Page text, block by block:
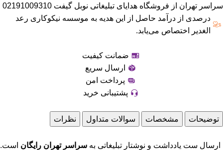
سراسر تهران از فروشگاه هدایای تبلیغاتی نوبل گیفت 02191009310
درصدی از درآمد حاصل از این هدیه به موسسه نیکوکاری رعد
الغدیر اختصاص می‌یابد.
ضمانت کیفیت
ارسال سریع
پرداخت امن
پشتیبانی خرید
توضیحات مشخصات سوالات متداول نظرات
ارسال ست یادداشت و نوشتار تبلیغاتی به سراسر تهران رایگان است.